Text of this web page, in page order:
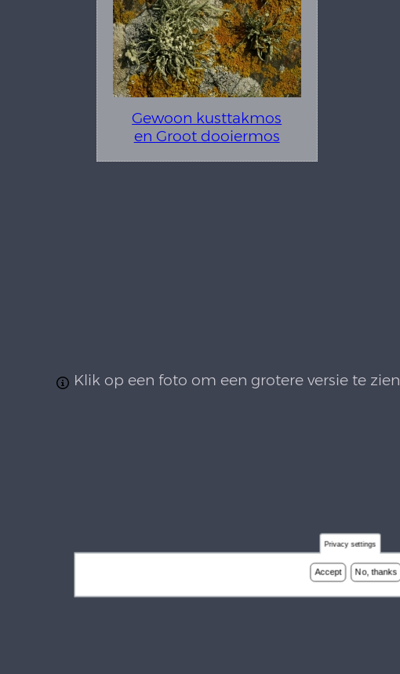
Gewoon kusttakmos
en Groot dooiermos
Klik op een foto om een grotere versie te zien
Privacy settings
Accept No, thanks